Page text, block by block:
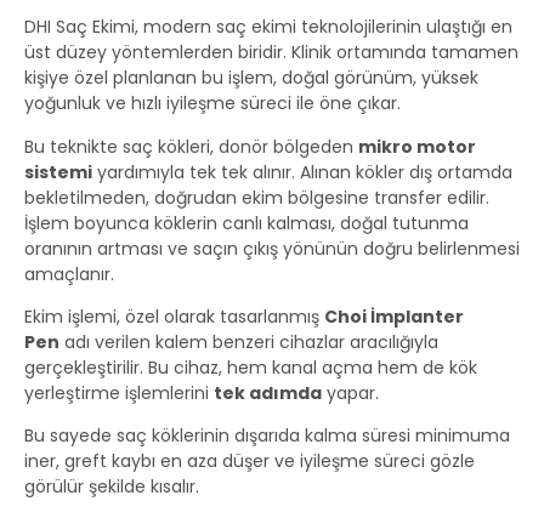
DHI Saç Ekimi, modern saç ekimi teknolojilerinin ulaştığı en
üst düzey yöntemlerden biridir. Klinik ortamında tamamen
kişiye özel planlanan bu işlem, doğal görünüm, yüksek
yoğunluk ve hızlı iyileşme süreci ile öne çıkar.
Bu teknikte saç kökleri, donör bölgeden mikro motor
sistemi yardımıyla tek tek alınır. Alınan kökler dış ortamda
bekletilmeden, doğrudan ekim bölgesine transfer edilir.
İşlem boyunca köklerin canlı kalması, doğal tutunma
oranının artması ve saçın çıkış yönünün doğru belirlenmesi
amaçlanır.
Ekim işlemi, özel olarak tasarlanmış Choi İmplanter
Pen adı verilen kalem benzeri cihazlar aracılığıyla
gerçekleştirilir. Bu cihaz, hem kanal açma hem de kök
yerleştirme işlemlerini tek adımda yapar.
Bu sayede saç köklerinin dışarıda kalma süresi minimuma
iner, greft kaybı en aza düşer ve iyileşme süreci gözle
görülür şekilde kısalır.